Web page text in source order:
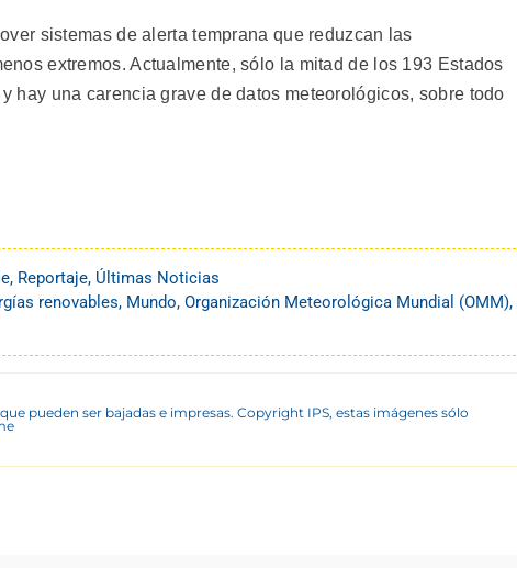
sistemas de alerta temprana que reduzcan las
extremos. Actualmente, sólo la mitad de los 193 Estados
hay una carencia grave de datos meteorológicos, sobre todo
, Reportaje, Últimas Noticias
renovables, Mundo, Organización Meteorológica Mundial (OMM),
pueden ser bajadas e impresas. Copyright IPS, estas imágenes sólo